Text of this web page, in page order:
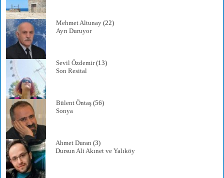
Mehmet Altunay (22)
Ayrı Duruyor
Sevil Özdemir(13)
Son Resital
Bülent Öntaş (56)
Sonya
Ahmet Duran (3)
Dursun Ali Akınet ve Yalıköy